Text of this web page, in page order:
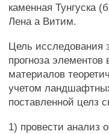
каменная Тунгуска
Лена а Витим.
Цель исследования
прогноза
материалов
учетом
поставленной целз
1) провести анализ